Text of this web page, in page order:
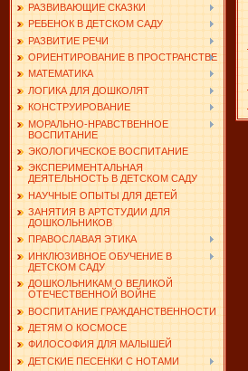
РАЗВИВАЮЩИЕ СКАЗКИ
РЕБЕНОК В ДЕТСКОМ САДУ
РАЗВИТИЕ РЕЧИ
ОРИЕНТИРОВАНИЕ В ПРОСТРАНСТВЕ
МАТЕМАТИКА
ЛОГИКА ДЛЯ ДОШКОЛЯТ
КОНСТРУИРОВАНИЕ
МОРАЛЬНО-НРАВСТВЕННОЕ
ВОСПИТАНИЕ
ЭКОЛОГИЧЕСКОЕ ВОСПИТАНИЕ
ЭКСПЕРИМЕНТАЛЬНАЯ
ДЕЯТЕЛЬНОСТЬ В ДЕТСКОМ САДУ
НАУЧНЫЕ ОПЫТЫ ДЛЯ ДЕТЕЙ
ЗАНЯТИЯ В АРТСТУДИИ ДЛЯ
ДОШКОЛЬНИКОВ
ПРАВОСЛАВАЯ ЭТИКА
ИНКЛЮЗИВНОЕ ОБУЧЕНИЕ В
ДЕТСКОМ САДУ
ДОШКОЛЬНИКАМ О ВЕЛИКОЙ
ОТЕЧЕСТВЕННОЙ ВОЙНЕ
ВОСПИТАНИЕ ГРАЖДАНСТВЕННОСТИ
ДЕТЯМ О КОСМОСЕ
ФИЛОСОФИЯ ДЛЯ МАЛЫШЕЙ
ДЕТСКИЕ ПЕСЕНКИ С НОТАМИ